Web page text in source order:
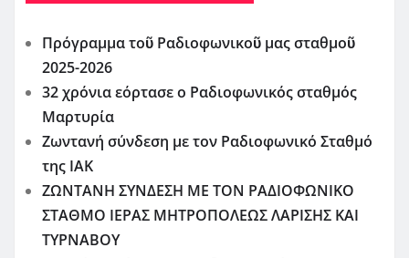
Πρόγραμμα τοῦ Ραδιοφωνικοῦ μας σταθμοῦ
2025-2026
32 χρόνια εόρτασε ο Ραδιοφωνικός σταθμός
Μαρτυρία
Ζωντανή σύνδεση με τον Ραδιοφωνικό Σταθμό
της ΙΑΚ
ΖΩΝΤΑΝΗ ΣΥΝΔΕΣΗ ΜΕ ΤΟΝ ΡΑΔΙΟΦΩΝΙΚΟ
ΣΤΑΘΜΟ ΙΕΡΑΣ ΜΗΤΡΟΠΟΛΕΩΣ ΛΑΡΙΣΗΣ ΚΑΙ
ΤΥΡΝΑΒΟΥ